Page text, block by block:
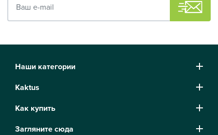
Наши категории
Kaktus
Как купить
Загляните сюда